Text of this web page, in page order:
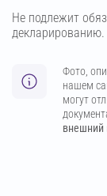
Не подлежит
декларированию.
Фото,
нашем
могут
внешний